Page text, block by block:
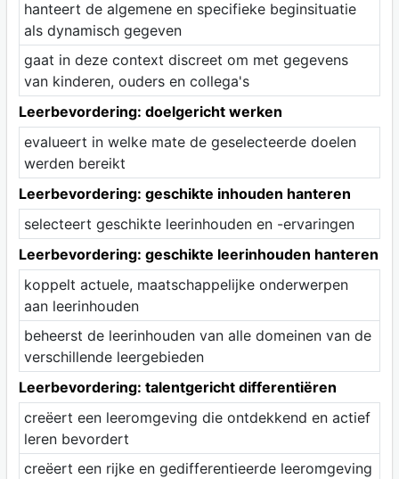
hanteert de algemene en specifieke beginsituatie
als dynamisch gegeven
gaat in deze context discreet om met gegevens
van kinderen, ouders en collega's
Leerbevordering: doelgericht werken
evalueert in welke mate de geselecteerde doelen
werden bereikt
Leerbevordering: geschikte inhouden hanteren
selecteert geschikte leerinhouden en -ervaringen
Leerbevordering: geschikte leerinhouden hanteren
koppelt actuele, maatschappelijke onderwerpen
aan leerinhouden
beheerst de leerinhouden van alle domeinen van de
verschillende leergebieden
Leerbevordering: talentgericht differentiëren
creëert een leeromgeving die ontdekkend en actief
leren bevordert
creëert een rijke en gedifferentieerde leeromgeving